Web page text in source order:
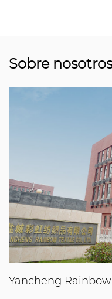
Sobre nosotros
Yancheng Rainbow